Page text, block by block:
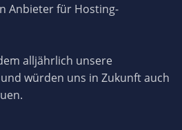
Anbieter für Hosting-
alljährlich unsere
würden uns in Zukunft auch